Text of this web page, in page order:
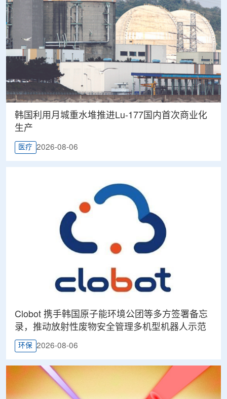
韩国利用月城重水堆推进Lu-177国内首次商业化
生产
医疗 2026-08-06
Clobot 携手韩国原子能环境公团等多方签署备忘
录，推动放射性废物安全管理多机型机器人示范
环保 2026-08-06